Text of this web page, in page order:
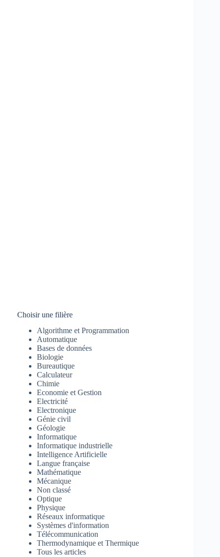
Choisir une filière
Algorithme et Programmation
Automatique
Bases de données
Biologie
Bureautique
Calculateur
Chimie
Economie et Gestion
Electricité
Electronique
Génie civil
Géologie
Informatique
Informatique industrielle
Intelligence Artificielle
Langue française
Mathématique
Mécanique
Non classé
Optique
Physique
Réseaux informatique
Systèmes d'information
Télécommunication
Thermodynamique et Thermique
Tous les articles